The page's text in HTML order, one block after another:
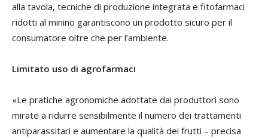
alla tavola, tecniche di produzione integrata e fitofarmaci
ridotti al minino garantiscono un prodotto sicuro per il
consumatore oltre che per l’ambiente.
Limitato uso di agrofarmaci
«Le pratiche agronomiche adottate dai produttori sono
mirate a ridurre sensibilmente il numero dei trattamenti
antiparassitari e aumentare la qualità dei frutti – precisa